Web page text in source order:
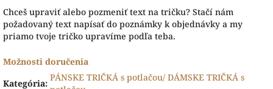
Chceš upraviť alebo pozmeniť text na tričku? Stačí nám
požadovaný text napísať do poznámky k objednávky a my
priamo tvoje tričko upravíme podľa teba.
Možnosti doručenia
Kategória:
PÁNSKE TRIČKÁ s potlačou/ DÁMSKE TRIČKÁ s